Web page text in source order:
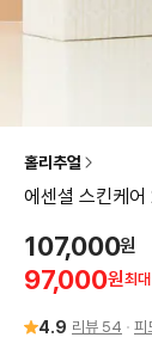
홀리추얼
에센셜 스킨케
107,000원
97,000원최
4.9 리뷰 54 피